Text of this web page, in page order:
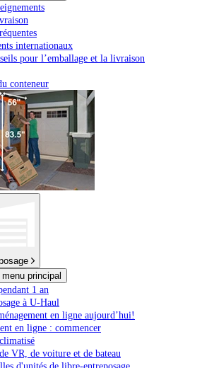
internationaux
pour l’emballage et la livraison
conteneur
principal
1 an
à U-Haul
en ligne aujourd’hui!
en ligne : commencer
VR, de voiture et de bateau
d'unités de libre-entreposage